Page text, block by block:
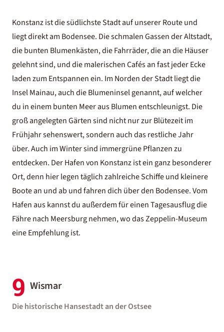
Konstanz ist die südlichste Stadt auf unserer Route und
liegt direkt am Bodensee. Die schmalen Gassen der Altstadt,
die bunten Blumenkästen, die Fahrräder, die an die Häuser
gelehnt sind, und die malerischen Cafés an fast jeder Ecke
laden zum Entspannen ein. Im Norden der Stadt liegt die
Insel Mainau, auch die Blumeninsel genannt, auf welcher
du in einem bunten Meer aus Blumen entschleunigst. Die
groß angelegten Gärten sind nicht nur zur Blütezeit im
Frühjahr sehenswert, sondern auch das restliche Jahr
über. Auch im Winter sind immergrüne Pflanzen zu
entdecken. Der Hafen von Konstanz ist ein ganz besonderer
Ort, denn hier legen täglich zahlreiche Schiffe und kleinere
Boote an und ab und fahren dich über den Bodensee. Vom
Hafen aus kannst du außerdem für einen Tagesausflug die
Fähre nach Meersburg nehmen, wo das Zeppelin-Museum
eine Empfehlung ist.
9 Wismar
Die historische Hansestadt an der Ostsee